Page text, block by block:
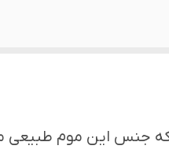
جنس این موم طبیعی